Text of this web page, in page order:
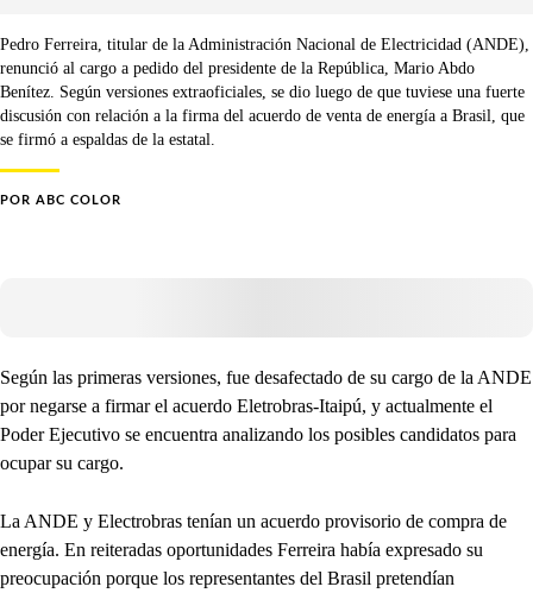
Pedro Ferreira, titular de la Administración Nacional de Electricidad (ANDE),
renunció al cargo a pedido del presidente de la República, Mario Abdo
Benítez. Según versiones extraoficiales, se dio luego de que tuviese una fuerte
discusión con relación a la firma del acuerdo de venta de energía a Brasil, que
se firmó a espaldas de la estatal.
POR ABC COLOR
Según las primeras versiones, fue desafectado de su cargo de la ANDE
por negarse a firmar el acuerdo Eletrobras-Itaipú, y actualmente el
Poder Ejecutivo se encuentra analizando los posibles candidatos para
ocupar su cargo.
La ANDE y Electrobras tenían un acuerdo provisorio de compra de
energía. En reiteradas oportunidades Ferreira había expresado su
preocupación porque los representantes del Brasil pretendían